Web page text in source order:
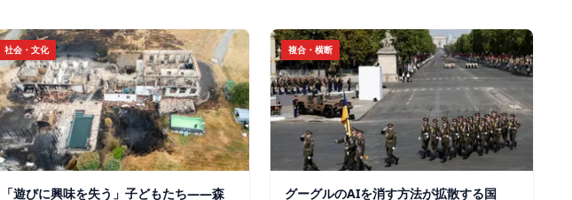
社会・文化
「遊びに興味を失う」子どもたち——森
複合・横断
グーグルのAIを消す方法が拡散する国